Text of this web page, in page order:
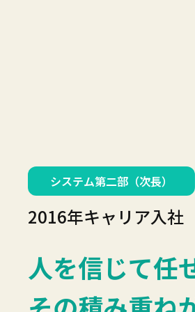
システム第二部（次長）
2016年キャリア入社
人を信じて任